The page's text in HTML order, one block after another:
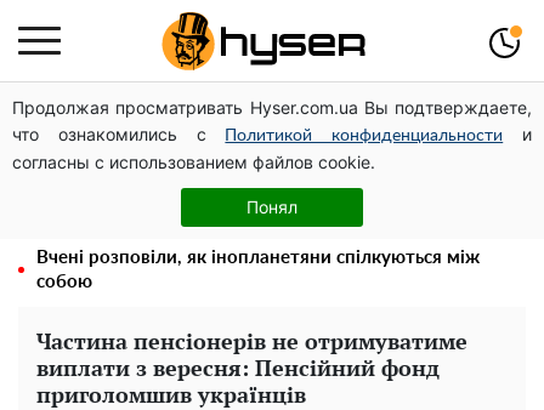
Продолжая просматривать Hyser.com.ua Вы подтверждаете,
что ознакомились с
Политикой конфиденциальности
и
согласны с использованием файлов cookie.
Понял
Дрони із націнкою: Олександр Конотопський вивів
мільйони оборонного бюджету через фіктивну фірму в
Естонії
Олена Тополя злив відео – це далеко не все: фронтмен
"Антитіла" Тарас Тополя став наступним
Вчені розповіли, як інопланетяни спілкуються між
собою
Частина пенсіонерів не отримуватиме
виплати з вересня: Пенсійний фонд
приголомшив українців